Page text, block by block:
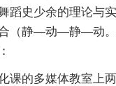
蹈史少余的理论与
（静—动—静—动。
的多媒体教室上两